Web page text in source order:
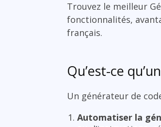
Trouvez le meilleur
fonctionnalités,
français.
Qu’est-ce
Un générateur de
Automatiser la